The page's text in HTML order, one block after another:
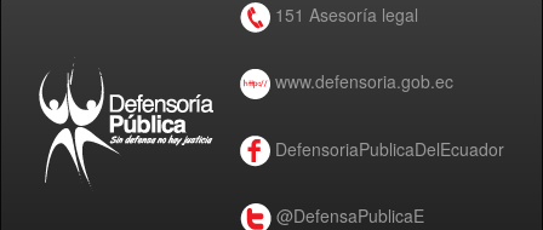
151 Asesoría legal
www.defensoria.gob.ec
DefensoriaPublicaDelEcuador
@DefensaPublicaE